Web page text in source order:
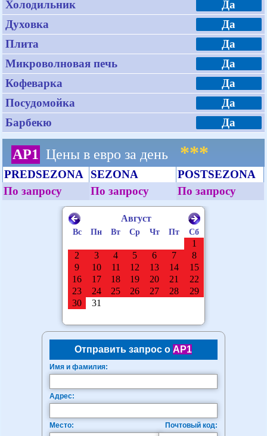
Холодильник
Да
Духовка
Да
Плита
Да
Микроволновая печь
Да
Кофеварка
Да
Посудомойка
Да
Барбекю
Да
AP1 Цены в евро за день ***
PREDSEZONA SEZONA
POSTSEZONA
По запросу
По запросу По запросу
Отправить запрос оAP1
Имя и фамилия:
Адрес:
Место: Почтовый код: